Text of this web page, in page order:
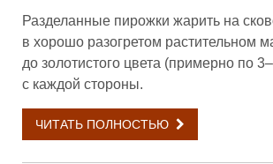
Разделанные пирожки жарить на
в хорошо разогретом растительном
до золотистого цвета (примерно по
с каждой стороны.
ЧИТАТЬ ПОЛНОСТЬЮ